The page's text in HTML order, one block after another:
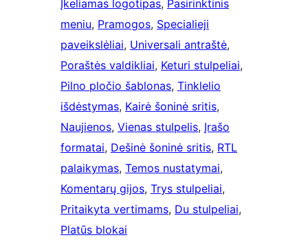
Įkeliamas logotipas, Pasirinktinis
meniu, Pramogos, Specialieji
paveikslėliai, Universali antraštė
Poraštės valdikliai, Keturi stulpeliai
Pilno pločio šablonas, Tinklelio
išdėstymas, Kairė šoninė sritis
Naujienos, Vienas stulpelis, Įrašo
formatai, Dešinė šoninė sritis, RTL
palaikymas, Temos nustatymai
Komentarų gijos, Trys stulpeliai
Pritaikyta vertimams, Du stulpeliai
Platūs blokai